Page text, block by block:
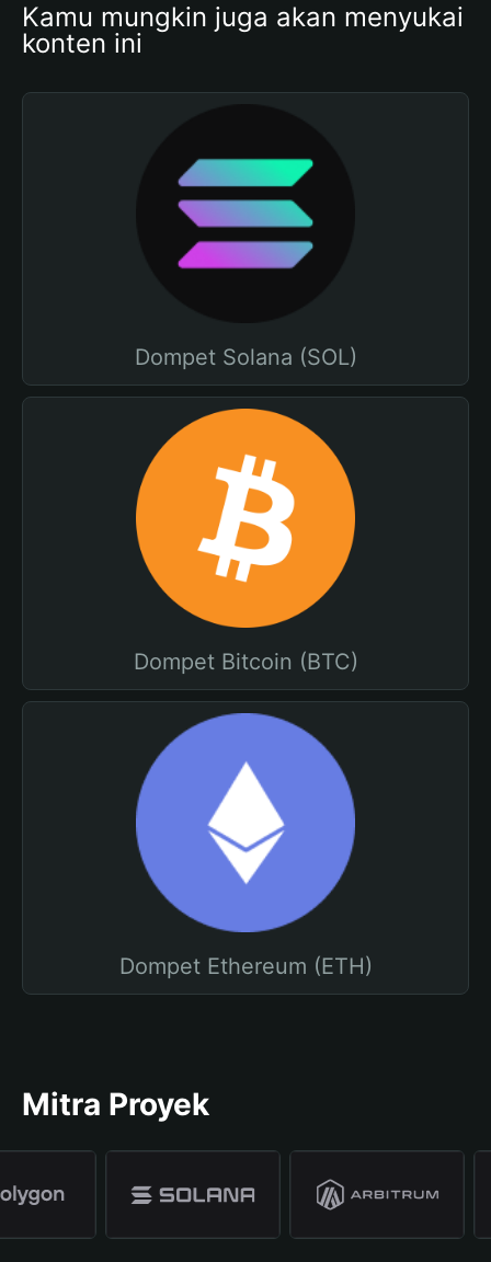
Kamu mungkin juga akan menyukai
konten ini
Dompet Solana (SOL)
Dompet Bitcoin (BTC)
Dompet Ethereum (ETH)
Mitra Proyek